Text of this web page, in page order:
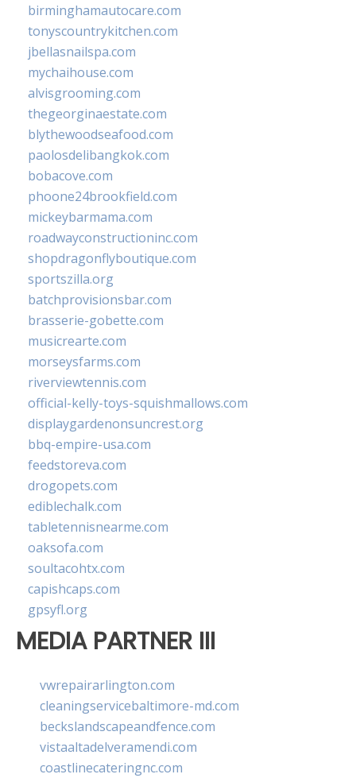
birminghamautocare.com
tonyscountrykitchen.com
jbellasnailspa.com
mychaihouse.com
alvisgrooming.com
thegeorginaestate.com
blythewoodseafood.com
paolosdelibangkok.com
bobacove.com
phoone24brookfield.com
mickeybarmama.com
roadwayconstructioninc.com
shopdragonflyboutique.com
sportszilla.org
batchprovisionsbar.com
brasserie-gobette.com
musicrearte.com
morseysfarms.com
riverviewtennis.com
official-kelly-toys-squishmallows.com
displaygardenonsuncrest.org
bbq-empire-usa.com
feedstoreva.com
drogopets.com
ediblechalk.com
tabletennisnearme.com
oaksofa.com
soultacohtx.com
capishcaps.com
gpsyfl.org
MEDIA PARTNER III
vwrepairarlington.com
cleaningservicebaltimore-md.com
beckslandscapeandfence.com
vistaaltadelveramendi.com
coastlinecateringnc.com